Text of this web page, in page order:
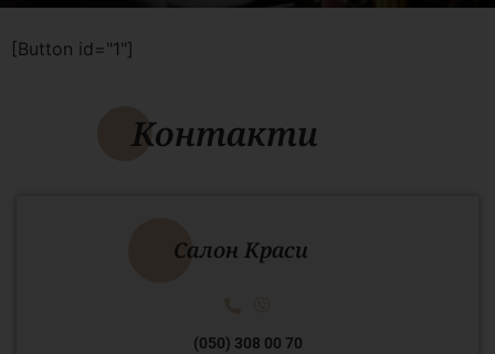
[Button id="1"]
Контакти
Салон Краси
(050) 308 00 70